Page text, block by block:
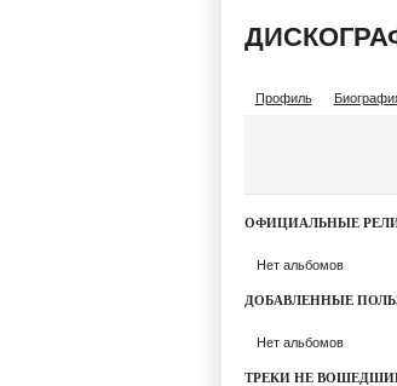
Профиль
ОФИЦИАЛЬНЫЕ
Нет альбомов
ДОБАВЛЕННЫЕ
Нет альбомов
ТРЕКИ НЕ